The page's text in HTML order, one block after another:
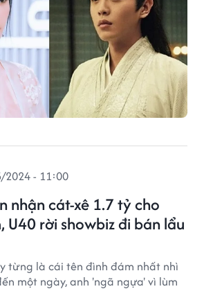
nhận cát-xê 1.7 tỷ cho
U40 rời showbiz đi bán lẩu
2024 - 11:00
từng là cái tên đình đám nhất nhì
một ngày, anh 'ngã ngựa' vì lùm